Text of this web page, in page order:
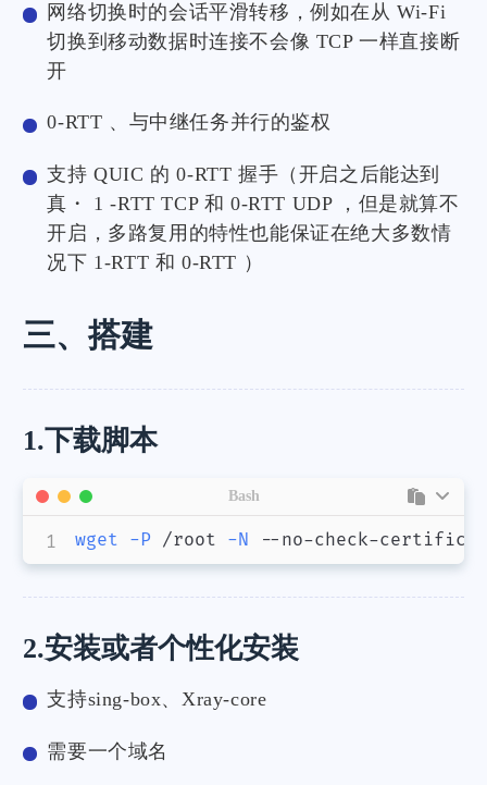
网络切换时的会话平滑转移，例如在从 Wi-Fi
切换到移动数据时连接不会像 TCP 一样直接断
开
0-RTT 、与中继任务并行的鉴权
支持 QUIC 的 0-RTT 握手（开启之后能达到
真・ 1 -RTT TCP 和 0-RTT UDP ，但是就算不
开启，多路复用的特性也能保证在绝大多数情
况下 1-RTT 和 0-RTT ）
三、搭建
1.下载脚本
wget -P /root -N --no-check-
Bash
2.安装或者个性化安装
支持sing-box、Xray-core
需要一个域名